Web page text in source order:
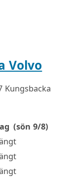
Volvo
Kungsbacka
(sön 9/8)